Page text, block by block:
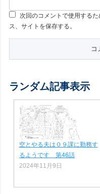
次回のコメントで使用する
ス、サイトを保存する。
ランダム記事表示
空とやる夫は０９課に勤務す
るようです 第46話
2024年11月9日